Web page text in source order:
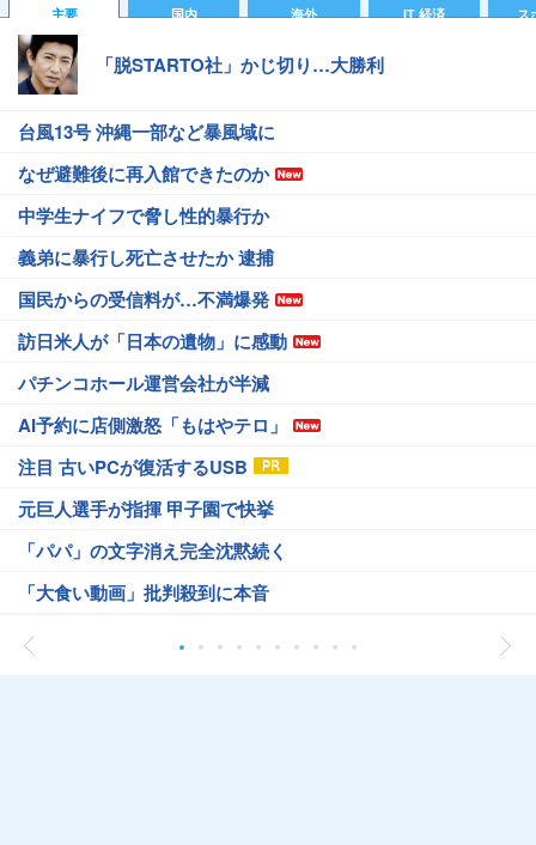
主要 国内 海外 IT 経済 ス
「脱STARTO社」かじ切り…大勝利
台風13号 沖縄一部など暴風域に
なぜ避難後に再入館できたのか
中学生ナイフで脅し性的暴行か
義弟に暴行し死亡させたか 逮捕
国民からの受信料が…不満爆発
訪日米人が「日本の遺物」に感動
パチンコホール運営会社が半減
AI予約に店側激怒「もはやテロ」
注目 古いPCが復活するUSB
元巨人選手が指揮 甲子園で快挙
「パパ」の文字消え完全沈黙続く
「大食い動画」批判殺到に本音